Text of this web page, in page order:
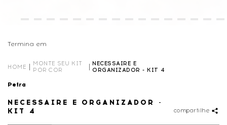
Termina em
HOME
MONTE SEU KIT
POR COR
NECESSAIRE E
ORGANIZADOR - KIT 4
Petra
NECESSAIRE E ORGANIZADOR -
KIT 4
compartilhe